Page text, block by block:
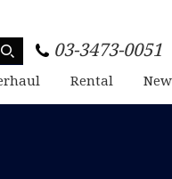
03-3473-0051
Rental